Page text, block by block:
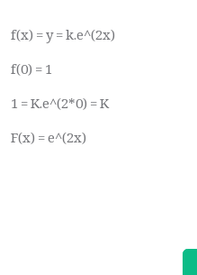
f(x) = y = k.e^(2x)
f(0) = 1
1 = K.e^(2*0) = K
F(x) = e^(2x)